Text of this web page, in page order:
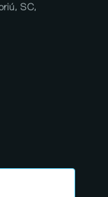
SC,